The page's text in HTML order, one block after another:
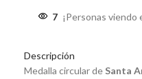
7 ¡Personas
Descripción
Medalla circular de Santa